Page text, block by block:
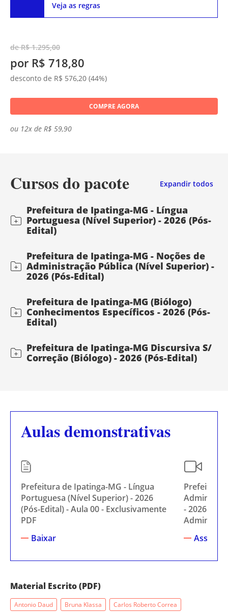
de R$ 1.295,00
por R$ 718,80
desconto de R$ 576,20 (44%)
COMPRE AGORA
ou 12x de R$ 59,90
Veja as regras
Cursos do pacote Expandir todos
Prefeitura de Ipatinga-MG - Língua
Portuguesa (Nível Superior) - 2026 (Pós-
Edital)
Prefeitura de Ipatinga-MG - Noções de
Administração Pública (Nível Superior) -
2026 (Pós-Edital)
Prefeitura de Ipatinga-MG (Biólogo)
Conhecimentos Específicos - 2026 (Pós-
Edital)
Prefeitura de Ipatinga-MG Discursiva S/
Correção (Biólogo) - 2026 (Pós-Edital)
Aulas demonstrativas
Prefeitura de Ipatinga-MG - Língua
Portuguesa (Nível Superior) - 2026
(Pós-Edital) - Aula 00 - Exclusivamente
PDF
Baixar
Prefeitura
- 2026
Assistir
Material Escrito (PDF)
Antonio Daud Bruna Klassa Carlos Roberto Correa